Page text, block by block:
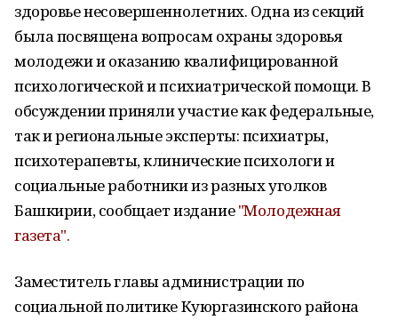
здоровье несовершеннолетних. Одна из секций
была посвящена вопросам охраны здоровья
молодежи и оказанию квалифицированной
психологической и психиатрической помощи. В
обсуждении приняли участие как федеральные,
так и региональные эксперты: психиатры,
психотерапевты, клинические психологи и
социальные работники из разных уголков
Башкирии, сообщает издание"Молодежная
газета".
Заместитель главы администрации по
социальной политике Куюргазинского района